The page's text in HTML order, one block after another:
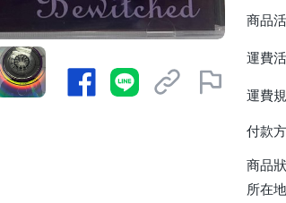
商品
運費
運費
付款
商品
所在